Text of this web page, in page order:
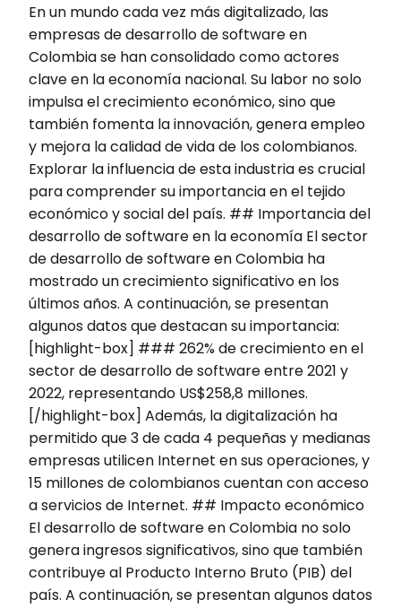
En un mundo cada vez más digitalizado, las
empresas de desarrollo de software en
Colombia se han consolidado como actores
clave en la economía nacional. Su labor no solo
impulsa el crecimiento económico, sino que
también fomenta la innovación, genera empleo
y mejora la calidad de vida de los colombianos.
Explorar la influencia de esta industria es crucial
para comprender su importancia en el tejido
económico y social del país. ## Importancia del
desarrollo de software en la economía El sector
de desarrollo de software en Colombia ha
mostrado un crecimiento significativo en los
últimos años. A continuación, se presentan
algunos datos que destacan su importancia:
[highlight-box] ### 262% de crecimiento en el
sector de desarrollo de software entre 2021 y
2022, representando US$258,8 millones.
[/highlight-box] Además, la digitalización ha
permitido que 3 de cada 4 pequeñas y medianas
empresas utilicen Internet en sus operaciones, y
15 millones de colombianos cuentan con acceso
a servicios de Internet. ## Impacto económico
El desarrollo de software en Colombia no solo
genera ingresos significativos, sino que también
contribuye al Producto Interno Bruto (PIB) del
país. A continuación, se presentan algunos datos